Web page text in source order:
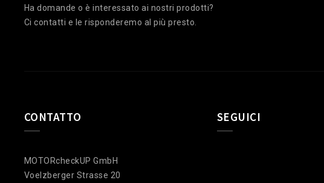
Ha domande o è interessato ai nostri prodotti?
Ci contatti e le risponderemo al più presto.
CONTATTO
MOTORcheckUP GmbH
Voelzberger Strasse 20
SEGUICI